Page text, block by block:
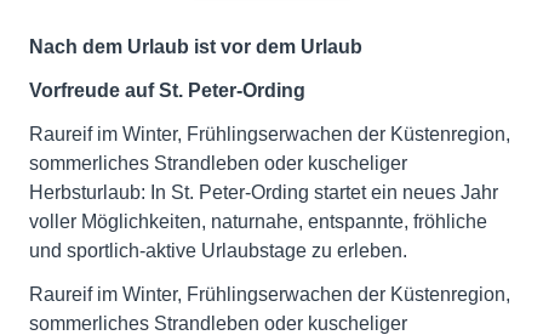
Nach dem Urlaub ist vor dem Urlaub
Vorfreude auf St. Peter-Ording
Raureif im Winter, Frühlingserwachen der Küstenregion,
sommerliches Strandleben oder kuscheliger
Herbsturlaub: In St. Peter-Ording startet ein neues Jahr
voller Möglichkeiten, naturnahe, entspannte, fröhliche
und sportlich-aktive Urlaubstage zu erleben.
Raureif im Winter, Frühlingserwachen der Küstenregion,
sommerliches Strandleben oder kuscheliger